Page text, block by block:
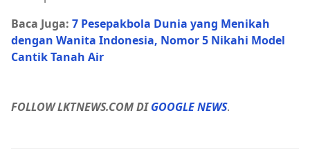
Baca Juga: 7 Pesepakbola Dunia yang Menikah
dengan Wanita Indonesia, Nomor 5 Nikahi Model
Cantik Tanah Air
FOLLOW LKTNEWS.COM DIGOOGLE NEWS.